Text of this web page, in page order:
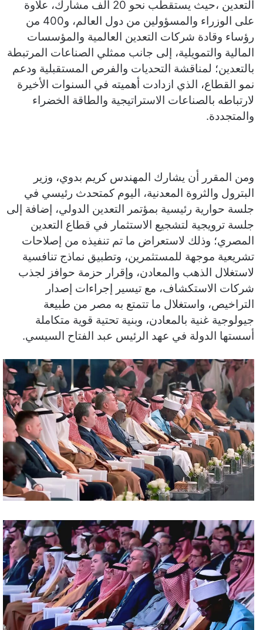
التعدين ،حيث يستقطب نحو 20 ألف مشارك، علاوة
على الوزراء والمسؤولين من دول العالم، و400 من
رؤساء وقادة شركات التعدين العالمية والمؤسسات
المالية والتمويلية، إلى جانب ممثلي الصناعات المرتبطة
بالتعدين؛ لمناقشة التحديات والفرص المستقبلية ودعم
نمو القطاع، الذي ازدادت أهميته في السنوات الأخيرة
لارتباطه بالصناعات الاستراتيجية والطاقة الخضراء
والمتجددة.
​ومن المقرر أن يشارك المهندس كريم بدوي، وزير
البترول والثروة المعدنية، اليوم كمتحدث رئيسي في
جلسة حوارية رئيسية بمؤتمر التعدين الدولي، إضافة إلى
جلسة ترويجية لتشجيع الاستثمار في قطاع التعدين
المصري؛ وذلك لاستعراض ما تم تنفيذه من إصلاحات
تشريعية موجهة للمستثمرين، وتطبيق نماذج تنافسية
لاستغلال الذهب والمعادن، وإقرار حزمة حوافز لجذب
شركات الاستكشاف، مع تيسير إجراءات إصدار
التراخيص، واستغلال ما تتمتع به مصر من طبيعة
جيولوجية غنية بالمعادن، وبنية تحتية قوية متكاملة
أسستها الدولة في عهد الرئيس عبد الفتاح السيسي.